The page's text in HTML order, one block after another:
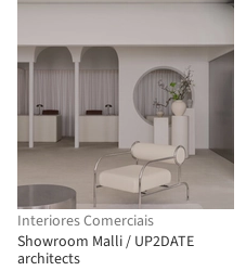
Interiores Comerciais
Showroom Malli / UP2DATE
architects